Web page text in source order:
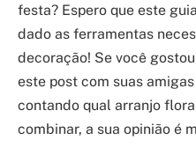
festa? Espero que este
dado as ferramentas
decoração! Se você
este post com suas
contando qual arranjo
combinar, a sua opinião é